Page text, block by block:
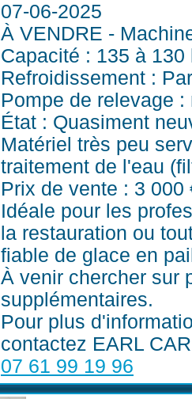
07-06-2025
À VENDRE -
Capacité : 135 à 130
Refroidissement :
Pompe de relevage
État : Quasiment
Matériel très peu
traitement de l'eau
Prix de vente : 3 000
Idéale pour les
la restauration ou
fiable de glace en
À venir chercher sur
supplémentaires.
Pour plus
contactez EARL
07 61 99 19 96